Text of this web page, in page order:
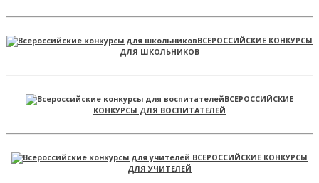
ВСЕРОССИЙСКИЕ КОНКУРСЫ
ДЛЯ ШКОЛЬНИКОВ
ВСЕРОССИЙСКИЕ
КОНКУРСЫ ДЛЯ ВОСПИТАТЕЛЕЙ
ВСЕРОССИЙСКИЕ КОНКУРСЫ
ДЛЯ УЧИТЕЛЕЙ